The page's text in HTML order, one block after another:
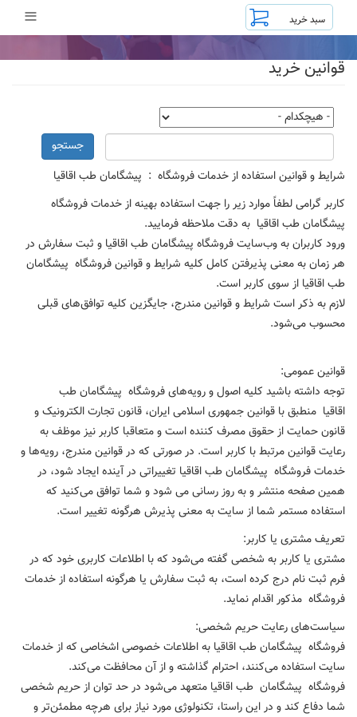
محتوای
≡
قوانین خرید
جستجو
شرایط و قوانین استفاده از خدمات فروشگاه : پیشگامان طب اقاقیا
کاربر گرامی لطفاً موارد زیر را جهت استفاده بهینه از خدمات فروشگاه
پیشگامان طب اقاقیا به دقت ملاحظه فرمایید.
ورود کاربران به وب‏‌سایت فروشگاه پیشگامان طب اقاقیا و ثبت سفارش در
هر زمان به معنی پذیرفتن کامل کلیه شرایط و قوانین فروشگاه پیشگامان
طب اقاقیا از سوی کاربر است.
لازم به ذکر است شرایط و قوانین مندرج، جایگزین کلیه توافق‏‌های قبلی
محسوب می‏‌شود.
قوانین عمومی:
توجه داشته باشید کلیه اصول و رویه‏‌های فروشگاه پیشگامان طب
اقاقیا منطبق با قوانین جمهوری اسلامی ایران، قانون تجارت الکترونیک و
قانون حمایت از حقوق مصرف کننده است و متعاقبا کاربر نیز موظف به
رعایت قوانین مرتبط با کاربر است. در صورتی که در قوانین مندرج، رویه‏‌ها و
خدمات فروشگاه پیشگامان طب اقاقیا تغییراتی در آینده ایجاد شود، در
همین صفحه منتشر و به روز رسانی می شود و شما توافق می‏‌کنید که
استفاده مستمر شما از سایت به معنی پذیرش هرگونه تغییر است.
تعریف مشتری یا کاربر:
مشتری یا کاربر به شخصی گفته می‌شود که با اطلاعات کاربری خود که در
فرم ثبت نام درج کرده است، به ثبت سفارش یا هرگونه استفاده از خدمات
فروشگاه مذکور اقدام نماید.
سیاست‏‌های رعایت حریم شخصی:
فروشگاه پیشگامان طب اقاقیا به اطلاعات خصوصی اشخاصى که از خدمات
سایت استفاده می‏‌کنند، احترام گذاشته و از آن محافظت می‏‌کند.
فروشگاه پیشگامان طب اقاقیا متعهد می‏‌شود در حد توان از حریم شخصی
شما دفاع کند و در این راستا، تکنولوژی مورد نیاز برای هرچه مطمئن‏‌تر و